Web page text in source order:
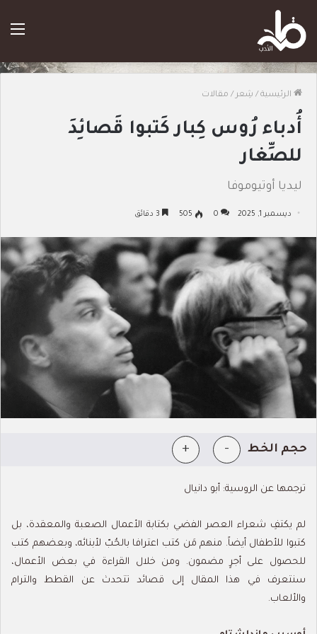
الرئيسية / شِعر / مقالات
أُدباء رُوس كِبار كَتبوا قَصائِدَ
للصِّغار
ليديا أوتيوموفا
ديسمبر 1, 2025 0
505
حجم الخط -
+
ترجمها عن الروسية: أبو دانيال
لم يكتفِ شعراء العصر الفضي بكتابة الأعمال الصعبة والمعقدة، بل
كتبوا للأطفال أيضاً. منهم مَن كتب اعترافا بالحُبّ لأبنائه، وبعضهم كتب
للحصول على أجرٍ مضمون. ومن خلال القراءة في بعض الأعمال،
سنتعرف في هذا المقال إلى قصائد تتحدث عن القطط والترام
والألعاب.